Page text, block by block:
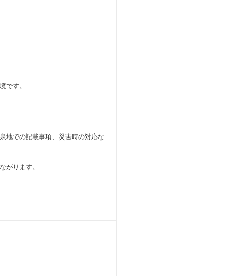
です。
地での記載事項、災害時の対応な
がります。